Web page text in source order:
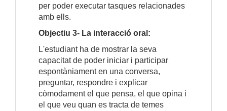
per poder executar tasques relacionades
amb ells.
Objectiu 3- La interacció oral:
L'estudiant ha de mostrar la seva
capacitat de poder iniciar i participar
espontàniament en una conversa,
preguntar, respondre i explicar
còmodament el que pensa, el que opina i
el que veu quan es tracta de temes